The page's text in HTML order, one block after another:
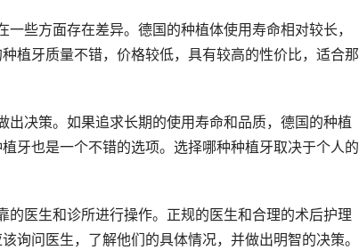
植牙质量不错，价格较低，具有较高的性价比，适合那
牙也是一个不错的选项。选择哪种种植牙取决于个人的
询问医生，了解他们的具体情况，并做出明智的决策。